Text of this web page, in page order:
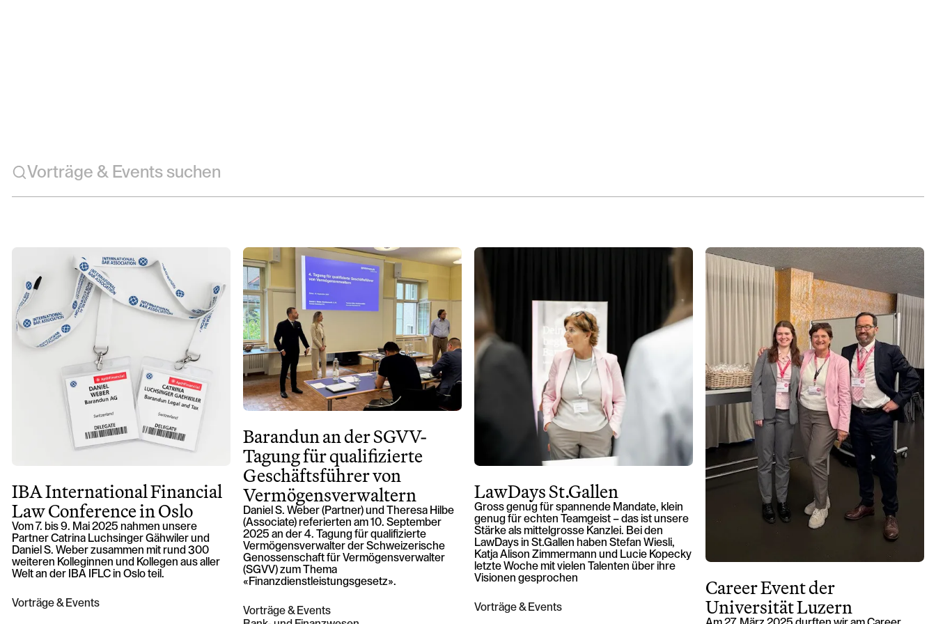
Karriere
Kontakt Zürich
Löwenstrasse 1
T: +41 44 266 56 56
F: +41 44 266 56 66
M: zh@barandun-law.ch
Kontakt Zug
Bahnhofstrasse 17
6300 Zug
T: +41 41 349 56 56
F: +41 41 349 56 66
M: zg@barandun-law.ch
IBA International Financial
Law Conference in Oslo
Vom 7. bis 9. Mai 2025 nahmen unsere
Partner Catrina Luchsinger Gähwiler und
Daniel S. Weber zusammen mit rund 300
weiteren Kolleginnen und Kollegen aus aller
Welt an der IBA IFLC in Oslo teil.
Vorträge & Events
Barandun an der SGVV-
Tagung für qualifizierte
Geschäftsführer von
Vermögensverwaltern
Daniel S. Weber (Partner) und Theresa Hilbe
(Associate) referierten am 10. September
2025 an der 4. Tagung für qualifizierte
Vermögensverwalter der Schweizerische
Genossenschaft für Vermögensverwalter
(SGVV) zum Thema
«Finanzdienstleistungsgesetz».
Vorträge & Events
LawDays St.Gallen
Gross genug für spannende Mandate, klein
genug für echten Teamgeist – das ist unsere
Stärke als mittelgrosse Kanzlei. Bei den
LawDays in St.Gallen haben Stefan Wiesli,
Katja Alison Zimmermann und Lucie Kopecky
letzte Woche mit vielen Talenten über ihre
Visionen gesprochen
Vorträge & Events
Career Event der
Universität Luzern